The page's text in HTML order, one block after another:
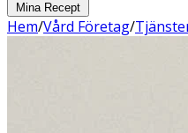
Mina Recept
Hem/Vård Företag/